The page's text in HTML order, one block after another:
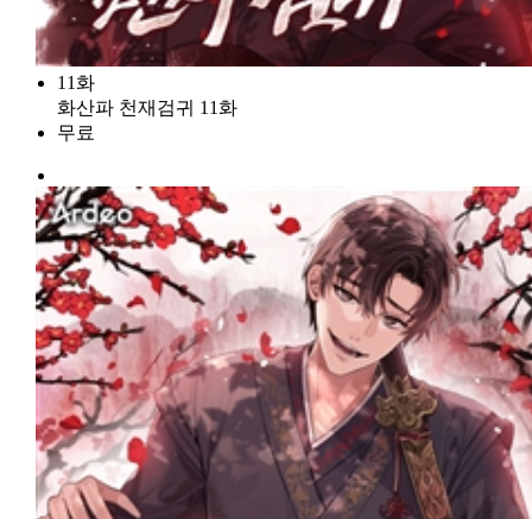
11화
화산파 천재검귀 11화
무료